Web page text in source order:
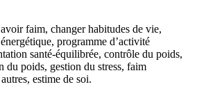
faim, changer habitudes de vie,
programme d’activité
santé-équilibrée, contrôle du poids,
du poids, gestion du stress, faim
estime de soi.